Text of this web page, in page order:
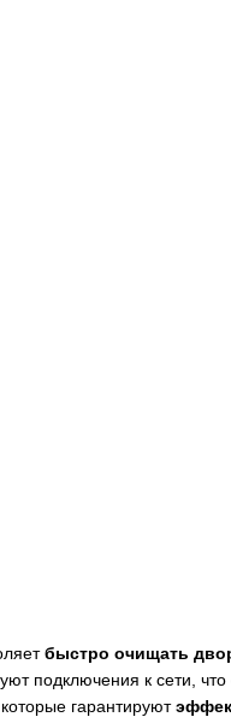
быстро очищать
подключения к сети,
, которые гарантируют